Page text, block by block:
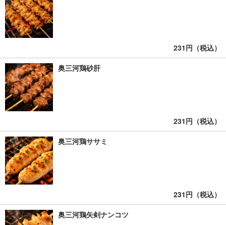
231円（税込）
奥三河鶏砂肝
231円（税込）
奥三河鶏ササミ
231円（税込）
奥三河鶏矢剣ナンコツ